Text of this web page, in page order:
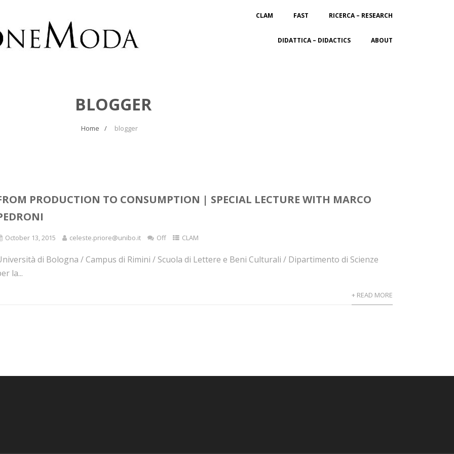
CLAM FAST RICERCA – RESEARCH
DIDATTICA – DIDACTICS ABOUT
BLOGGER
Home blogger
PRODUCTION TO CONSUMPTION | SPECIAL LECTURE WITH MARCO
October 13, 2015 celeste.priore@unibo.it Off CLAM
di Bologna / Campus di Rimini / Scuola di Lettere e Beni Culturali / Dipartimento di Scienze
la...
+ READ MORE